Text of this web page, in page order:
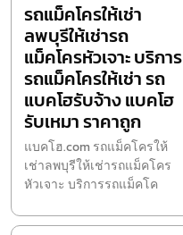
รถแม็คโครให้เช่า
ลพบุรีให้เช่ารถ
แม็คโครหัวเจาะ บริการ
รถแม็คโครให้เช่า รถ
แบคโฮรับจ้าง แบคโฮ
รับเหมา ราคาถูก
แบคโฮ.com รถแม็คโครให้
เช่าลพบุรีให้เช่ารถแม็คโคร
หัวเจาะ บริการรถแม็คโค